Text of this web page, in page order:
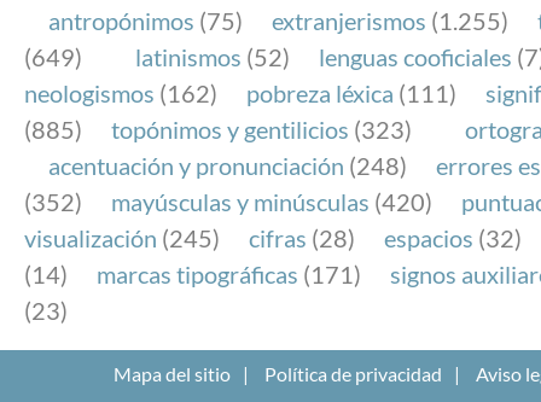
antropónimos (75) extranjerismos (1.255)
(649)
latinismos (52) lenguas cooficiales
neologismos (162) pobreza léxica (111)
(885)
topónimos y gentilicios (323)
acentuación y pronunciación (248)
errores
(352)
mayúsculas y minúsculas (420)
visualización (245) cifras (28) espacios (32)
(14)
marcas tipográficas (171)
signos
(23)
Mapa del sitio Política de privacidad Aviso